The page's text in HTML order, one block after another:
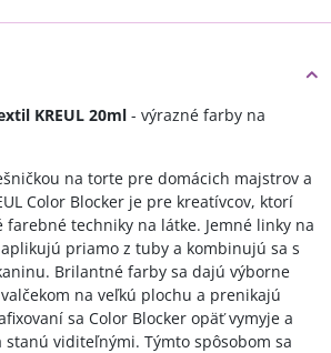
KREUL 20ml - výrazné farby na
na torte pre domácich majstrov a
Color Blocker je pre kreatívcov, ktorí
techniky na látke. Jemné linky na
priamo z tuby a kombinujú sa s
Brilantné farby sa dajú výborne
na veľkú plochu a prenikajú
sa Color Blocker opäť vymyje a
stanú viditeľnými. Týmto spôsobom sa